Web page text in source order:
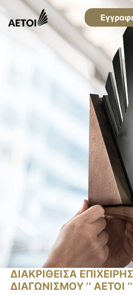
ΔΙΑΚΡΙΘΕΙΣΑ
ΔΙΑΓΩΝΙΣΜΟΥ ‘’ ΑΕΤΟΙ ‘’